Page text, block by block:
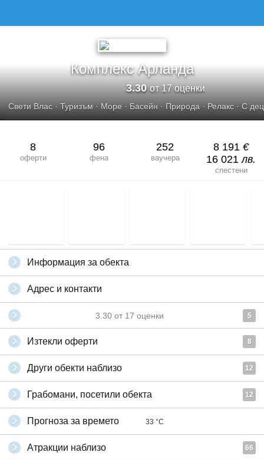
Комплекс Арланда
3.30от 17 оценки
Свети Влас · Туризъм · Море · Басейн · Природа · Релакс · С
8
оферти
96
фена
252
ваучера
8 191 €
16 021лв.
спестени
Информация за обекта
Адрес и контакти
3.30 от 17 оценки 5
Изтекли оферти 8
Други обекти наблизо 12
Грабомани, посетили обекта 12
Прогноза за времето 33 °C
Атракции наблизо 66